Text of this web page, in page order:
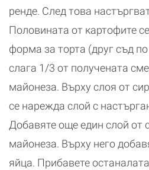
ренде. След това
Половината от картофите
форма за торта (друг съд
слага 1/3 от получената
майонеза. Върху слоя от
се нарежда слой с
Добавяте още един слой от
майонеза. Върху него
яйца. Прибавете